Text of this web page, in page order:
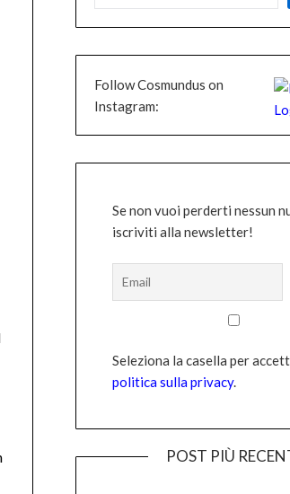
Follow Cosmundus on
Instagram:
Se non vuoi perderti nessun
iscriviti alla newsletter!
Seleziona la casella per
politica sulla privacy.
POST PIÙ